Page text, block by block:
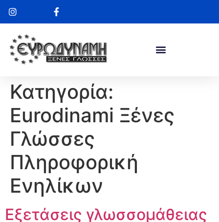
Κατηγορία:
Eurodinami Ξένες
Γλώσσες
Πληροφορική
Ενηλίκων
Εξετάσεις γλωσσομάθειας